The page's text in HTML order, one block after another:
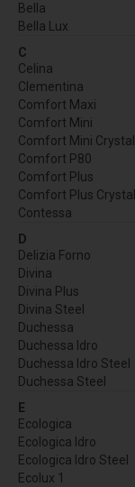
Bella
Bella Lux
C
Celina
Clementina
Comfort Maxi
Comfort Mini
Comfort Mini Crystal
Comfort P80
Comfort Plus
Comfort Plus Crystal
Contessa
D
Delizia Forno
Divina
Divina Plus
Divina Steel
Duchessa
Duchessa Idro
Duchessa Idro Steel
Duchessa Steel
E
Ecologica
Ecologica Idro
Ecologica Idro Steel
Ecolux 1